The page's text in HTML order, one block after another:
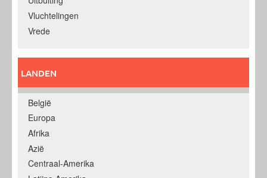
Vluchtelingen
Vrede
LANDEN
België
Europa
Afrika
Azië
Centraal-Amerika